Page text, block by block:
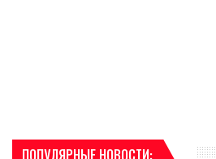
ПОПУЛЯРНЫЕ НОВОСТИ: